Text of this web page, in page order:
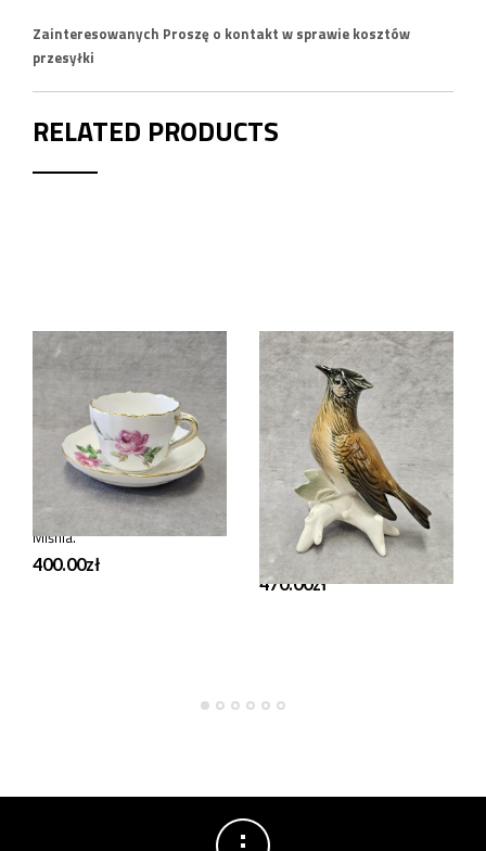
Zainteresowanych Proszę o kontakt w sprawie kosztów
przesyłki
RELATED PRODUCTS
PORCELANA
Filiżanka do małej kawy
Miśnia.
400.00zł
PORCELANA
Figura porcelanowa Karl
Ens Volkstedt Karl Ens
po 1919 r. 14 m.
470.00zł